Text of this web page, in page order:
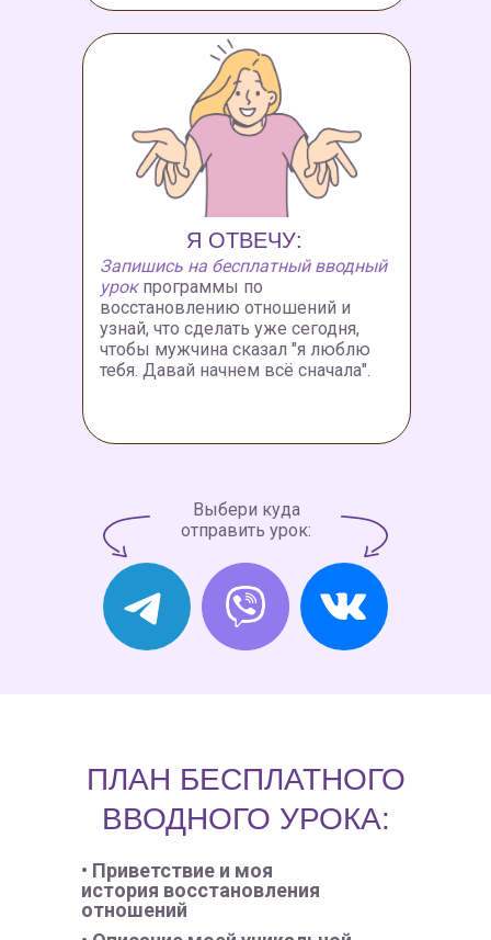
Я ОТВЕЧУ:
Запишись на бесплатный вводный
урокпрограммы по
восстановлению отношений и
узнай, что сделать уже сегодня,
чтобы мужчина сказал "я люблю
тебя. Давай начнем всё сначала".
Выбери куда
отправить урок:
ПЛАН БЕСПЛАТНОГО
ВВОДНОГО УРОКА:
• Приветствие и моя
история восстановления
отношений